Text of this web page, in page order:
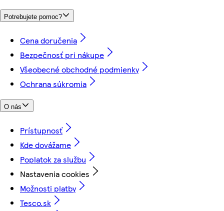
Potrebujete pomoc?
Cena doručenia
Bezpečnosť pri nákupe
Všeobecné obchodné podmienky
Ochrana súkromia
O nás
Prístupnosť
Kde dovážame
Poplatok za službu
Nastavenia cookies
Možnosti platby
Tesco.sk